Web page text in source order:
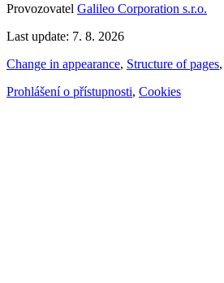
Provozovatel Galileo Corporation s.r.o.
Last update: 7. 8. 2026
Change in appearance, Structure of pages,
Prohlášení o přístupnosti, Cookies